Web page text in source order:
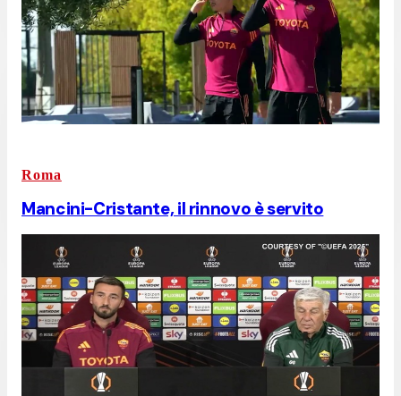
Roma
Mancini-Cristante, il rinnovo è servito